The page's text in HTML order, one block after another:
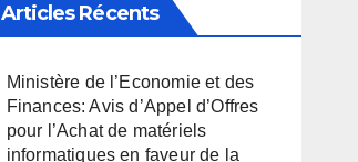
Articles Récents
Ministère de l’Economie et des
Finances: Avis d’Appel d’Offres
pour l’Achat de matériels
informatiques en faveur de la